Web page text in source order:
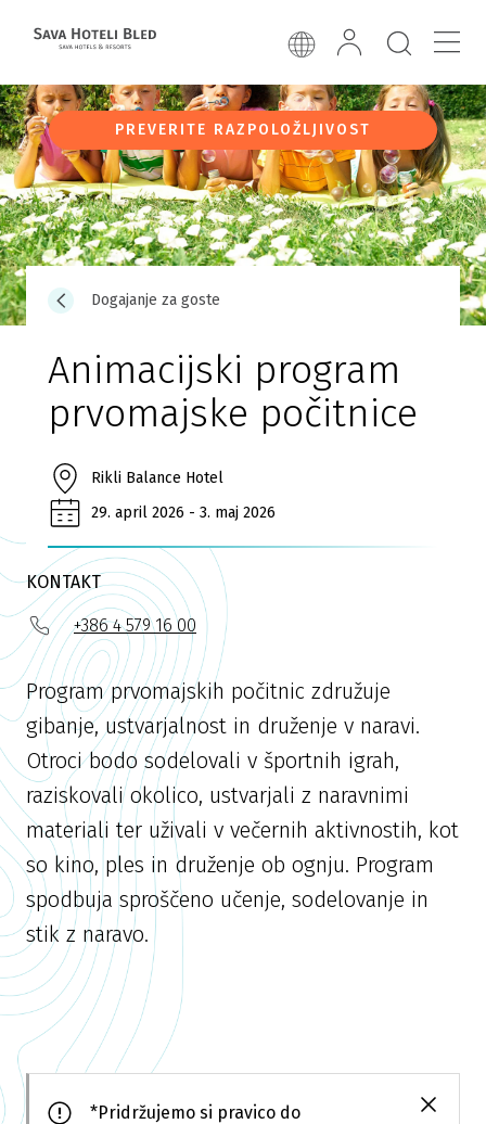
PREVERITE RAZPOLOŽLJIVOST
Dogajanje za goste
Animacijski program
prvomajske počitnice
Rikli Balance Hotel
29. april 2026 - 3. maj 2026
KONTAKT
+386 4 579 16 00
Program prvomajskih počitnic združuje
gibanje, ustvarjalnost in druženje v naravi.
Otroci bodo sodelovali v športnih igrah,
raziskovali okolico, ustvarjali z naravnimi
materiali ter uživali v večernih aktivnostih, kot
so kino, ples in druženje ob ognju. Program
spodbuja sproščeno učenje, sodelovanje in
stik z naravo.
*Pridržujemo si pravico do